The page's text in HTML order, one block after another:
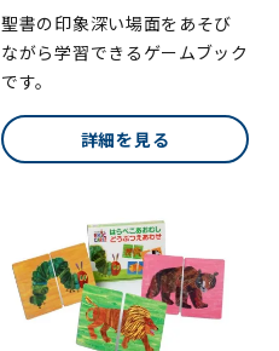
聖書の印象深い場面をあそび
ながら学習できるゲームブック
です。
詳細を見る